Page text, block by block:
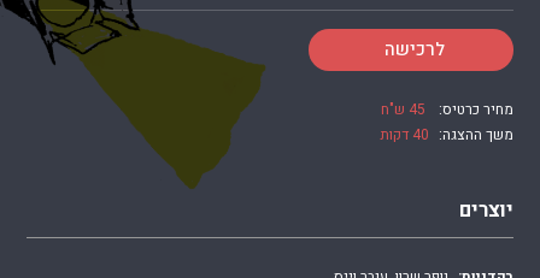
לרכישה
מחיר כרטיס:
45 ש"ח
משך ההצגה: 40 דקות
יוצרים